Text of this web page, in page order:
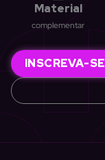
Material
complementar
INSCREVA-SE